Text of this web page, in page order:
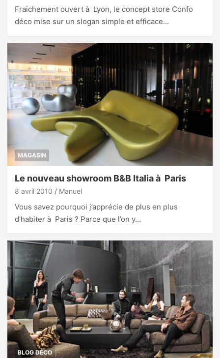
Fraichement ouvert à Lyon, le concept store Confo
déco mise sur un slogan simple et efficace…
MAGASIN
Le nouveau showroom B&B Italia à Paris
8 avril 2010 Manuel
Vous savez pourquoi j’apprécie de plus en plus
d’habiter à Paris ? Parce que l’on y…
BLOG DÉCO